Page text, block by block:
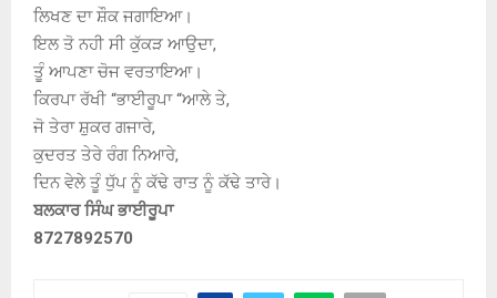
ਲਿਖਣ ਦਾ ਸ਼ੌਕ ਜਗਾਇਆ।
ਇਲ ਤੋ ਨਹੀ ਸੀ ਕੁੱਕੜ ਆਉਦਾ,
ਤੂੰ ਆਪਣਾ ਚੋਜ ਵਰਤਾਇਆ।
ਕਿਰਪਾ ਰੱਖੀ “ਭਾਈਰੂਪਾ “ਆਲੇ ਤੇ,
ਜੋ ਤੇਰਾ ਸ਼ੁਕਰ ਗਜਾਰੇ,
ਕੁਦਰਤ ਤੇਰੇ ਰੰਗ ਨਿਆਰੇ,
ਦਿਨ ਵੇਲੇ ਤੂੰ ਧੁੱਪ ਨੂੰ ਕੱਢੇ ਰਾਤ ਨੂੰ ਕੱਢੇ ਤਾਰੇ।
ਬਲਕਾਰ ਸਿੰਘ ਭਾਈਰੂਪਾ
8727892570